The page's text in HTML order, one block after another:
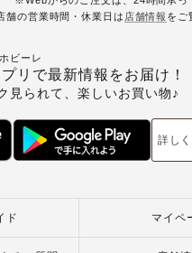
舗の営業時間・休業日は 店舗情報 をご
ビーレ
リで最新情報をお届け！
見られて、楽しいお買い物♪
詳し
ド マイペ